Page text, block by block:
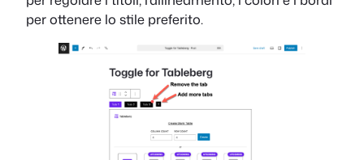
per ottenere lo stile preferito.